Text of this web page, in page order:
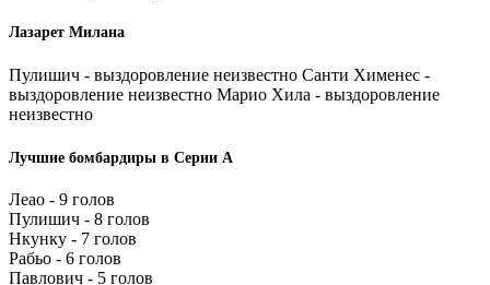
Лазарет Милана
Пулишич - выздоровление неизвестно Санти Хименес -
выздоровление неизвестно Марио Хила - выздоровление
неизвестно
Лучшие бомбардиры в Серии А
Леао - 9 голов
Пулишич - 8 голов
Нкунку - 7 голов
Рабьо - 6 голов
Павлович - 5 голов